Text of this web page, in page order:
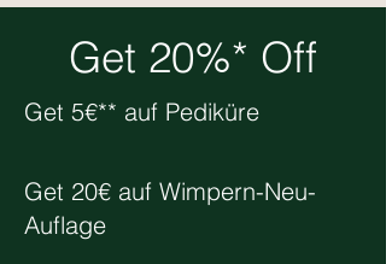
Get 20%* Off
Get 5€** auf Pediküre
Get 20€ auf Wimpern-Neu-
Auflage